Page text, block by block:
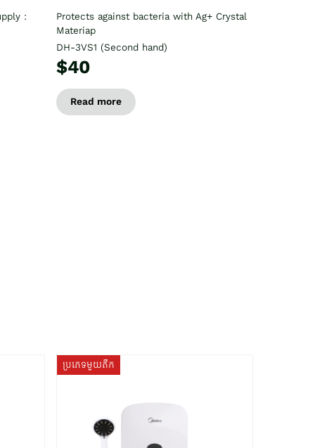
:
Protects against bacteria with Ag+ Crystal
Materiap
DH-3VS1 (Second hand)
$40
Read more
ប្រភេទមួយតឹក